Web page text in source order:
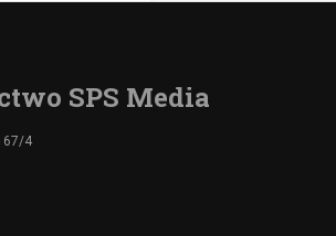
SPS Media
67/4